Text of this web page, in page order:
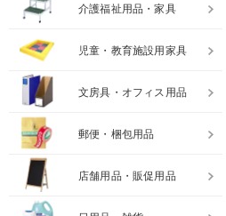
介護福祉用品・家具
児童・教育施設用家具
文房具・オフィス用品
郵便・梱包用品
店舗用品・販促用品